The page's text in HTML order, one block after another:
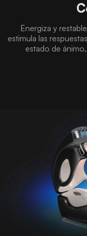
Energiza y
estimula las
estado de